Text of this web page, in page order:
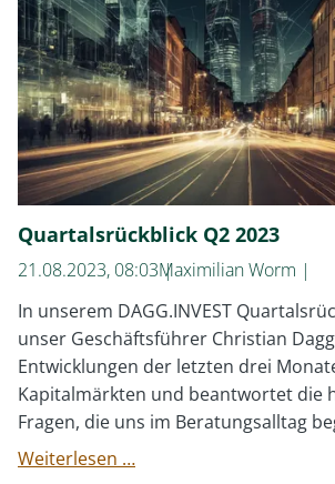
vs.
Dividendenstrategie
Quartalsrückblick Q2 2023
21.08.2023, 08:03Maximilian Worm
In unserem DAGG.INVEST
unser Geschäftsführer Christian
Entwicklungen der letzten drei
Kapitalmärkten und beantwortet die
Fragen, die uns im Beratungsalltag
Weiterlesen …Quartalsrückblick